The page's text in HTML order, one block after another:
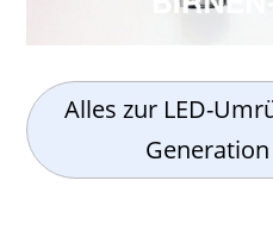
Alles zur LED-